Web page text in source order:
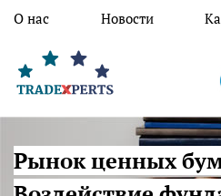
Перейти к основному
О нас Новости
Рынок ценных